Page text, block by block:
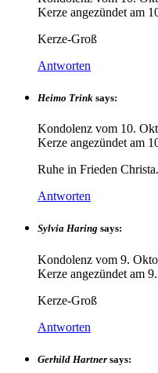
Kerze angezündet am
Kerze-Groß
Antworten
Heimo Trink says:
Kondolenz vom 10.
Kerze angezündet am
Ruhe in Frieden
Antworten
Sylvia Haring says:
Kondolenz vom 9.
Kerze angezündet am
Kerze-Groß
Antworten
Gerhild Hartner says: